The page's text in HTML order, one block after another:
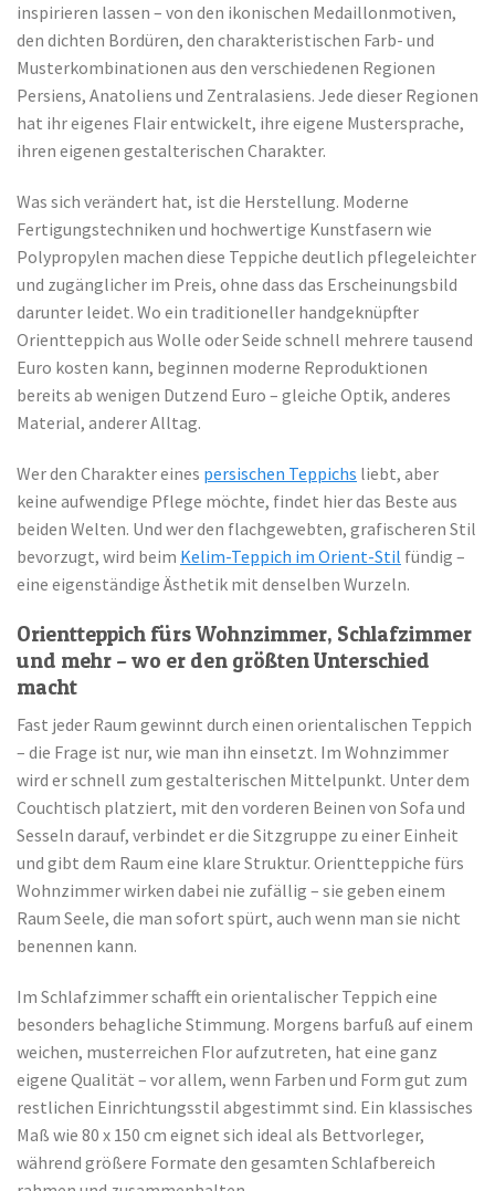
inspirieren lassen – von den ikonischen Medaillonmotiven,
den dichten Bordüren, den charakteristischen Farb- und
Musterkombinationen aus den verschiedenen Regionen
Persiens, Anatoliens und Zentralasiens. Jede dieser Regionen
hat ihr eigenes Flair entwickelt, ihre eigene Mustersprache,
ihren eigenen gestalterischen Charakter.
Was sich verändert hat, ist die Herstellung. Moderne
Fertigungstechniken und hochwertige Kunstfasern wie
Polypropylen machen diese Teppiche deutlich pflegeleichter
und zugänglicher im Preis, ohne dass das Erscheinungsbild
darunter leidet. Wo ein traditioneller handgeknüpfter
Orientteppich aus Wolle oder Seide schnell mehrere tausend
Euro kosten kann, beginnen moderne Reproduktionen
bereits ab wenigen Dutzend Euro – gleiche Optik, anderes
Material, anderer Alltag.
Wer den Charakter eines persischen Teppichs liebt, aber
keine aufwendige Pflege möchte, findet hier das Beste aus
beiden Welten. Und wer den flachgewebten, grafischeren Stil
bevorzugt, wird beim Kelim-Teppich im Orient-Stil fündig –
eine eigenständige Ästhetik mit denselben Wurzeln.
Orientteppich fürs Wohnzimmer, Schlafzimmer
und mehr – wo er den größten Unterschied
macht
Fast jeder Raum gewinnt durch einen orientalischen Teppich
– die Frage ist nur, wie man ihn einsetzt. Im Wohnzimmer
wird er schnell zum gestalterischen Mittelpunkt. Unter dem
Couchtisch platziert, mit den vorderen Beinen von Sofa und
Sesseln darauf, verbindet er die Sitzgruppe zu einer Einheit
und gibt dem Raum eine klare Struktur. Orientteppiche fürs
Wohnzimmer wirken dabei nie zufällig – sie geben einem
Raum Seele, die man sofort spürt, auch wenn man sie nicht
benennen kann.
Im Schlafzimmer schafft ein orientalischer Teppich eine
besonders behagliche Stimmung. Morgens barfuß auf einem
weichen, musterreichen Flor aufzutreten, hat eine ganz
eigene Qualität – vor allem, wenn Farben und Form gut zum
restlichen Einrichtungsstil abgestimmt sind. Ein klassisches
Maß wie 80 x 150 cm eignet sich ideal als Bettvorleger,
während größere Formate den gesamten Schlafbereich